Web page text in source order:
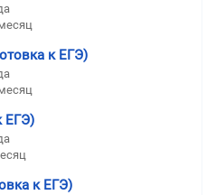
к ЕГЭ)
ЕГЭ)
к ЕГЭ)